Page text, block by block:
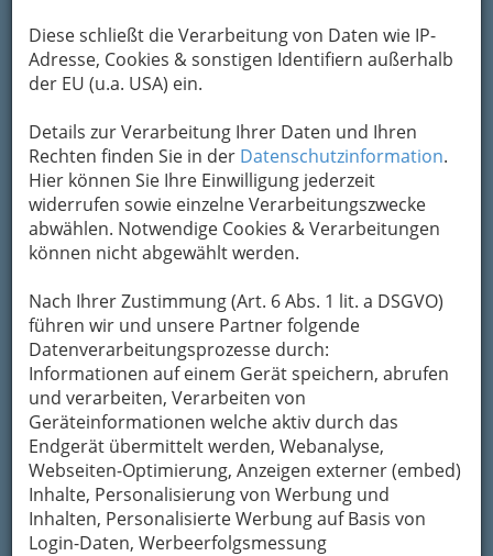
Diese schließt die Verarbeitung von Daten wie IP-
Adresse, Cookies & sonstigen Identifiern außerhalb
der EU (u.a. USA) ein.
Details zur Verarbeitung Ihrer Daten und Ihren
Rechten finden Sie in der Datenschutzinformation.
Hier können Sie Ihre Einwilligung jederzeit
widerrufen sowie einzelne Verarbeitungszwecke
abwählen. Notwendige Cookies & Verarbeitungen
können nicht abgewählt werden.
Nach Ihrer Zustimmung (Art. 6 Abs. 1 lit. a DSGVO)
führen wir und unsere Partner folgende
Datenverarbeitungsprozesse durch:
Informationen auf einem Gerät speichern, abrufen
und verarbeiten, Verarbeiten von
Geräteinformationen welche aktiv durch das
Endgerät übermittelt werden, Webanalyse,
Webseiten-Optimierung, Anzeigen externer (embed)
Inhalte, Personalisierung von Werbung und
Inhalten, Personalisierte Werbung auf Basis von
Login-Daten, Werbeerfolgsmessung
Karte
Adresse mit Google Maps anschauen